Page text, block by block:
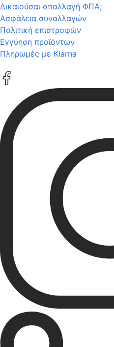
Δικαιούσαι απαλλαγή ΦΠΑ;
Ασφάλεια συναλλαγών
Πολιτική επιστροφών
Εγγύηση προϊόντων
Πληρωμές με Klarna